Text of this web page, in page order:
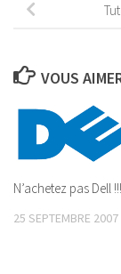
VOUS
N’achetez pas Dell
25 SEPTEMBRE 2007